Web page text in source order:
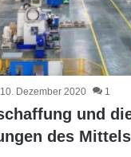
10. Dezember 2020 1
und
des